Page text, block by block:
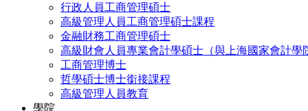
行政人員工商管理碩士
高級管理人員工商管理碩士課程
金融財務工商管理碩士
高級財會人員專業會計學碩士（與上海國家會計學
工商管理博士
哲學碩士博士銜接課程
高級管理人員教育
學院